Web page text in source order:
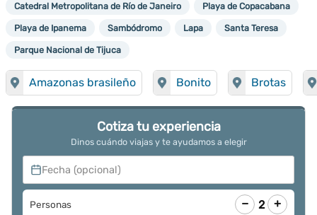
Catedral Metropolitana de Río de Janeiro Playa de Copacabana
Playa de Ipanema Sambódromo Lapa Santa Teresa
Parque Nacional de Tijuca
Amazonas brasileño Bonito Brotas
Cotiza tu experiencia
Dinos cuándo viajas y te ayudamos a elegir
Fecha (opcional)
Personas − 2 +